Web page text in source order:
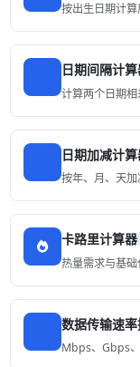
按出生日期计
日期间隔计算
计算两个日期
日期加减计算
按年、月、天
卡路里计算器
热量需求与基
数据传输速
Mbps、Gbps